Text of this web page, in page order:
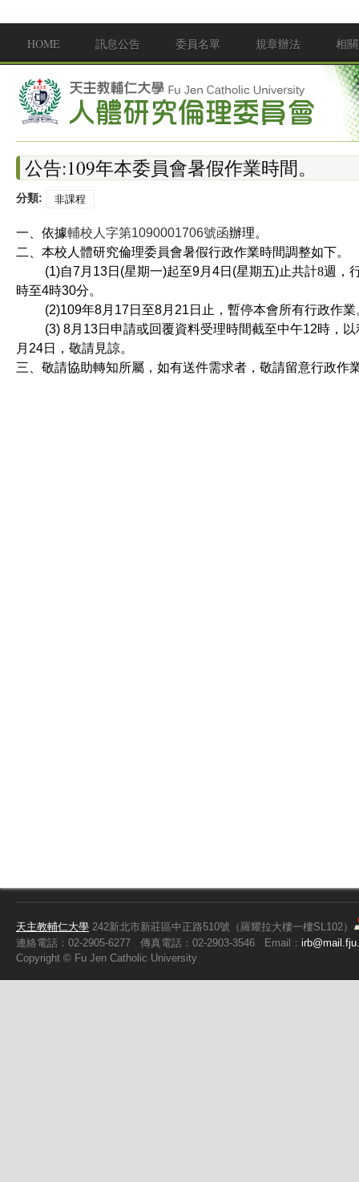
Main menu
HOME 訊息公告 委員名單 規章辦法 相
公告:109年本委員會暑假作業時間。
分類: 非課程
一、依據輔校人字第1090001706號函辦理。
二、本校人體研究倫理委員會暑假行政作業時間調整如下。
(1)自7月 13日 (星期一)起至9月 4日 (星期五)止共計8週，
時至4時30分。
(2)109年8月 17日至8月 21 日止，暫停本會所有行政作業
(3) 8月 13日 申請或回覆資料受理時間截至中午12時，
月 24日，敬請見諒。
三、敬請協助轉知所屬，如有送件需求者，敬請留意行政作
天主教輔仁大學 242新北市新莊區中正路510號（羅耀拉大樓一樓SL102）
連絡電話：02-2905-6277
傳真電話：02-2903-3546 Email：
Copyright © Fu Jen Catholic University